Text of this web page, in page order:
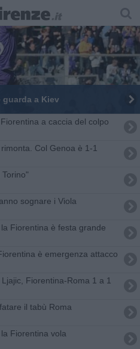
a Kiev
a caccia del colpo
Col Genoa è 1-1
sognare i Viola
Fiorentina è festa grande
è emergenza attacco
Fiorentina-Roma 1 a 1
il tabù Roma
Fiorentina vola